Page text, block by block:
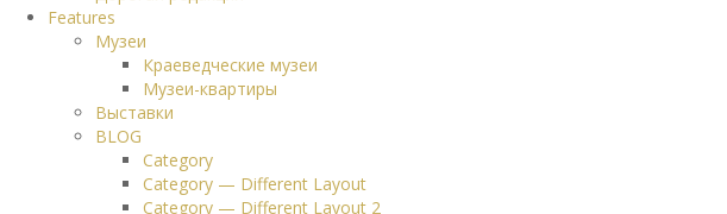
Features
Музеи
Краеведческие музеи
Музеи-квартиры
Выставки
BLOG
Category
Category — Different Layout
Category — Different Layout 2